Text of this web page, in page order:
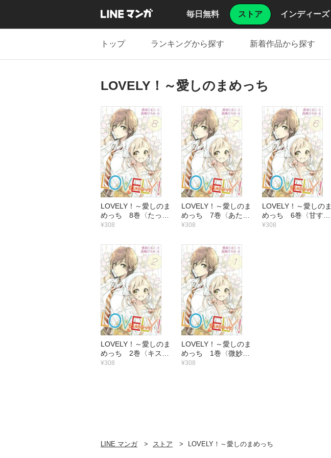
毎日無料 ストア インディーズ
トップ ランキングから探す 新着作品から探す
LOVELY！～愛しのまめっち
LOVELY！～愛しのま
めっち 8巻〈たった
ひとつの宝物〉
¥308
LOVELY！～愛しのま
めっち 7巻〈あたし
のカノジョに近づく
¥308
LOVELY！～愛しのま
めっち 6巻〈甘すぎ
た期待〉
¥308
LOVELY！～愛しのま
めっち 2巻〈キス、
したい……！〉
¥308
LOVELY！～愛しのま
めっち 1巻〈微妙な
カンケイ〉
¥308
LINE マンガ ストア LOVELY！～愛しのまめっち